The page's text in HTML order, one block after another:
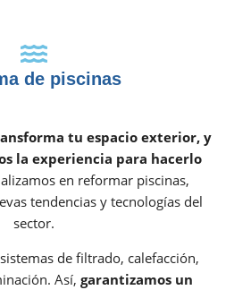
de piscinas
tu espacio exterior, y
la experiencia para hacerlo
en reformar piscinas,
tendencias y tecnologías del
sector.
de filtrado, calefacción,
Así, garantizamos un